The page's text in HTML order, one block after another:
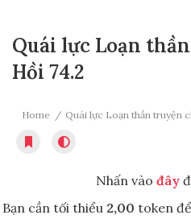
Quái lực Loạn
Hồi 74.2
Home Quái lực Loạn thần truyện
Nhấn vào đây
Bạn cần tối thiểu 2,00 token